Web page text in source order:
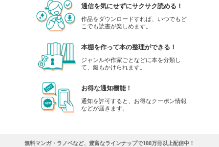
通信を気にせずにサクサク読める！
作品をダウンロードすれば、いつでもど
こでも読書が楽しめます。
本棚を作って本の整理ができる！
ジャンルや作家ごとなどに本を分類し
て、鍵もかけられます。
お得な通知機能！
通知を許可すると、お得なクーポン情報
などが届きます。
無料マンガ・ラノベなど、豊富なラインナップで188万冊以上配信中！